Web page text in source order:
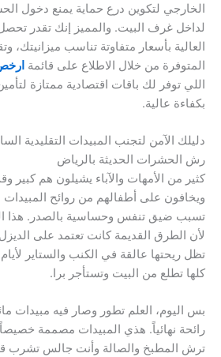
الخارجي لتكوين درع حماية يمنع دخول
لداخل غرف البيت. والمميز إنك تقدر
العالية بأسعار متفاوتة تناسب ميزانيتك،
المتوفرة من خلال الاطلاع على قائمة ارخص 7 شركات رش
اللي توفر لك باقات اقتصادية ممتازة
بكفاءة عالية.
دليلك الآمن لتجنب المبيدات التقليدية
رش الحشرات الحديثة بالرياض
كثير من الأمهات والآباء يشيلون هم
ويخافون على أطفالهم من روائح المبيدات
تسبب ضيق تنفس وحساسية بالصدر. هذا
لأن الطرق القديمة كانت تعتمد على الديزل
تظل ريحتها عالقة في الكنب والستاير لأيام
كلها تطلع من البيت وتستأجر برا.
بس اليوم، العلم تطور وصار فيه مبيدات
رائحة نهائياً. هذي المبيدات مصممة خصيصاً
ترش المطبخ والصالة وأنت جالس تشرب